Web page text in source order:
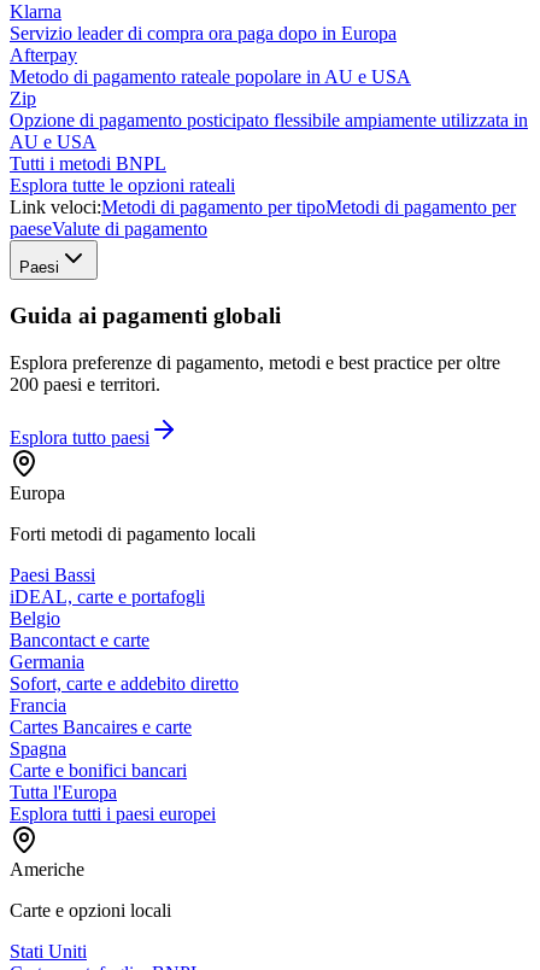
Klarna
Servizio leader di compra ora paga dopo in Europa
Afterpay
Metodo di pagamento rateale popolare in AU e USA
Zip
Opzione di pagamento posticipato flessibile ampiamente utilizzata in
AU e USA
Tutti i metodi BNPL
Esplora tutte le opzioni rateali
Link veloci:Metodi di pagamento per tipoMetodi di pagamento per
paeseValute di pagamento
Paesi
Guida ai pagamenti globali
Esplora preferenze di pagamento, metodi e best practice per oltre
200 paesi e territori.
Esplora tutto paesi
Europa
Forti metodi di pagamento locali
Paesi Bassi
iDEAL, carte e portafogli
Belgio
Bancontact e carte
Germania
Sofort, carte e addebito diretto
Francia
Cartes Bancaires e carte
Spagna
Carte e bonifici bancari
Tutta l'Europa
Esplora tutti i paesi europei
Americhe
Carte e opzioni locali
Stati Uniti